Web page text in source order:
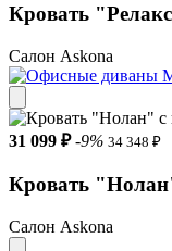
Кровать
Салон Askona
31 099 ₽ -9% 34 348 ₽
Кровать
Салон Askona